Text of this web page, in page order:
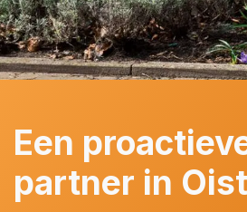
Een
partner in